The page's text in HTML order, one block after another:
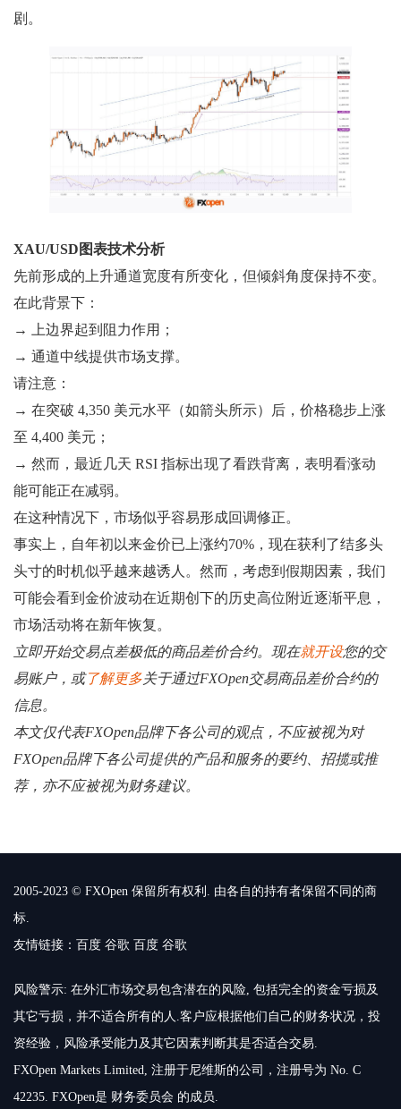
剧。
XAU/USD图表技术分析
先前形成的上升通道宽度有所变化，但倾斜角度保持不变。
在此背景下：
→ 上边界起到阻力作用；
→ 通道中线提供市场支撑。
请注意：
→ 在突破 4,350 美元水平（如箭头所示）后，价格稳步上涨
至 4,400 美元；
→ 然而，最近几天 RSI 指标出现了看跌背离，表明看涨动
能可能正在减弱。
在这种情况下，市场似乎容易形成回调修正。
事实上，自年初以来金价已上涨约70%，现在获利了结多头
头寸的时机似乎越来越诱人。然而，考虑到假期因素，我们
可能会看到金价波动在近期创下的历史高位附近逐渐平息，
市场活动将在新年恢复。
立即开始交易点差极低的商品差价合约。现在就开设您的交
易账户，或了解更多关于通过FXOpen交易商品差价合约的
信息。
本文仅代表FXOpen品牌下各公司的观点，不应被视为对
FXOpen品牌下各公司提供的产品和服务的要约、招揽或推
荐，亦不应被视为财务建议。
2005-2023 © FXOpen 保留所有权利. 由各自的持有者保留不同的商
标.
友情链接： 百度 谷歌 百度 谷歌
风险警示: 在外汇市场交易包含潜在的风险, 包括完全的资金亏损及
其它亏损，并不适合所有的人.客户应根据他们自己的财务状况，投
资经验，风险承受能力及其它因素判断其是否适合交易.
FXOpen Markets Limited, 注册于尼维斯的公司，注册号为 No. C
42235. FXOpen是 财务委员会 的成员.